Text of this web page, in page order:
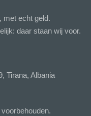
met echt geld.
daar staan wij voor.
Tirana, Albania